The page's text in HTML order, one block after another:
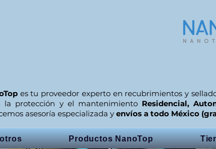
es tu proveedor experto en recubrimientos y
la protección y el mantenimiento Residencial,
asesoría especializada y envíos a todo México
Productos NanoTop